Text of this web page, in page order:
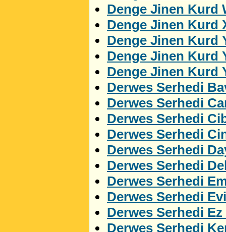
Denge Jinen Kurd
Denge Jinen Kurd
Denge Jinen Kurd
Denge Jinen Kurd
Denge Jinen Kurd
Derwes Serhedi
Derwes Serhedi
Derwes Serhedi
Derwes Serhedi
Derwes Serhedi
Derwes Serhedi
Derwes Serhedi
Derwes Serhedi
Derwes Serhedi
Derwes Serhedi